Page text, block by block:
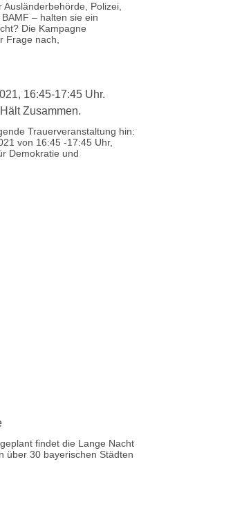
Polizei,
– halten sie ein
Die Kampagne
Frage nach,
16:45-17:45 Uhr.
Zusammen.
Trauerveranstaltung hin:
von 16:45 -17:45 Uhr,
Demokratie und
findet die Lange Nacht
über 30 bayerischen Städten